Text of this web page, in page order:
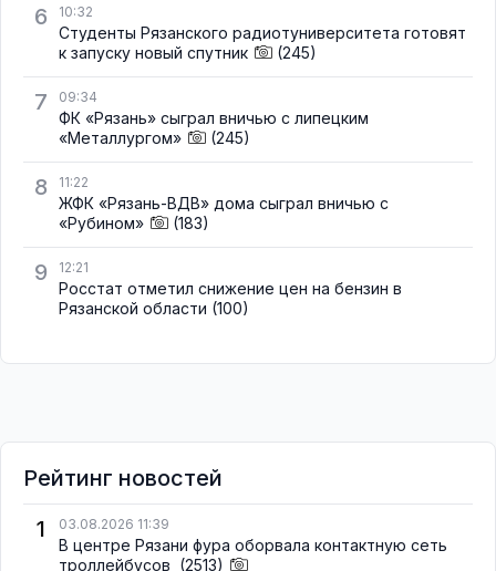
6 10:32
Студенты Рязанского радиотуниверситета готовят
к запуску новый спутник
(245)
7 09:34
ФК «Рязань» сыграл вничью с липецким
«Металлургом»
(245)
8 11:22
ЖФК «Рязань-ВДВ» дома сыграл вничью с
«Рубином»
(183)
9 12:21
Росстат отметил снижение цен на бензин в
Рязанской области (100)
Рейтинг новостей
1
03.08.2026 11:39
В центре Рязани фура оборвала контактную сеть
троллейбусов (2513)